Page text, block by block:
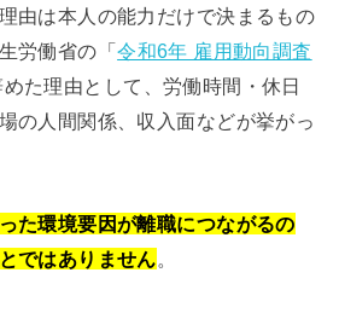
由は本人の能力だけで決まるもの
労働省の「令和6年 雇用動向調査
た理由として、労働時間・休日
の人間関係、収入面などが挙がっ
た環境要因が離職につながるの
ではありません。